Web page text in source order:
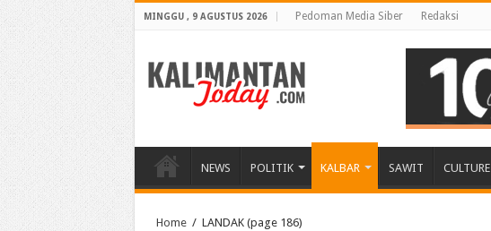
MINGGU , 9 AGUSTUS 2026 Pedoman Media Siber Redaksi
NEWS POLITIK KALBAR SAWIT CULTURE
Home / LANDAK(page 186)